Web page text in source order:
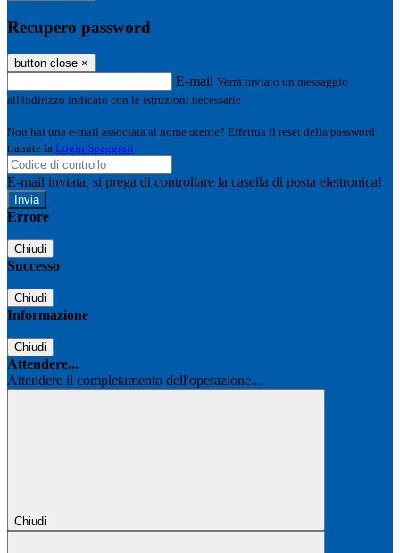
Recupero password
button close ×
E-mail Verrà inviato un messaggio
all'indirizzo indicato con le istruzioni necessarie.
Non hai una e-mail associata al nome utente? Effettua il reset della password
tramite la Login Spaggiari
E-mail inviata, si prega di controllare la casella di posta elettronica!
Errore
Chiudi
Successo
Chiudi
Informazione
Chiudi
Attendere...
Attendere il completamento dell'operazione...
Chiudi